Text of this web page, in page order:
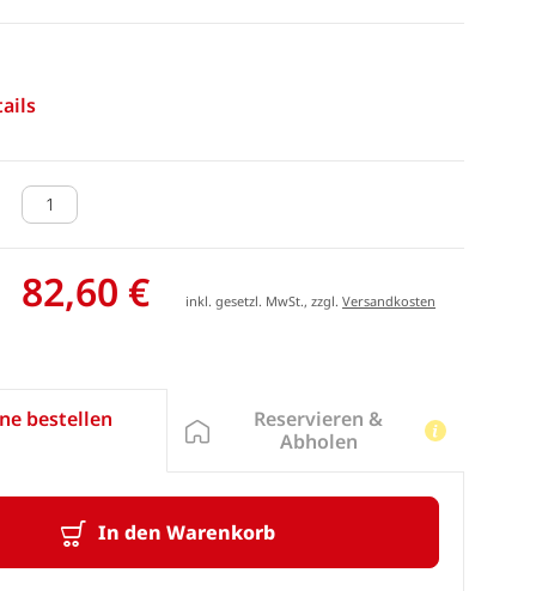
82,60 € inkl. gesetzl. MwSt., zzgl.Versandkosten
bestellen
In den Warenkorb
Reservieren &
Abholen